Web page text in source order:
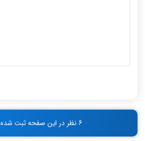
-
-
- 6 نظر در این صفحه ثبت شده است